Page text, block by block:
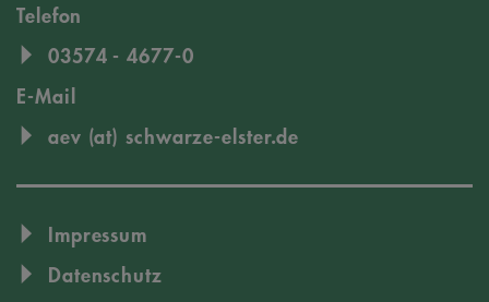
Telefon
03574 - 4677-0
E-Mail
aev (at) schwarze-elster.de
Impressum
Datenschutz